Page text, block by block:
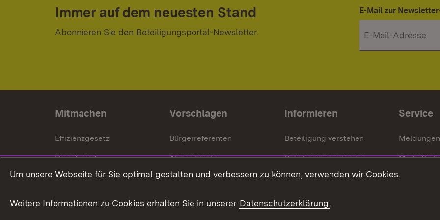
Immer auf dem neuesten Stand
Abonnieren Sie den Beteiligungsportal-Newsletter.
E-Mail zur
Mitmachen
Effizienzgesetz
Dienst- und
Versorgungsbezüge
Weitere
Vorschlagen
Bürgerreferenten
Abgeordnete
Bürgerbeauftragte
Informieren
Beteiligung verstehen
Beteiligung anwenden
Beteiligung stärken
Service
Meldungen
Mediathek
Um unsere Webseite für Sie optimal gestalten und verbessern zu können, verwenden wir Cookies.
Weitere Informationen zu Cookies erhalten Sie in unserer Datenschutzerklärung.